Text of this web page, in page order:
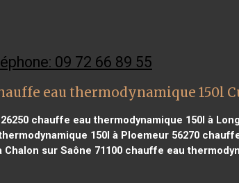
09 72 66 89 55
eau thermodynamique 150l
chauffe eau thermodynamique 150l à
150l à Ploemeur 56270chauffe
sur Saône 71100chauffe eau